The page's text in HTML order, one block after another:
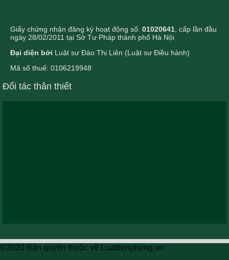
Giấy chứng nhận đăng ký hoạt động số: 01020641 , cấp lần đầu
ngày 28/02/2011 tại Sở Tư Pháp thành phố Hà Nội
Đại diện bởi Luật sư Đào Thị Liên (Luật sư Điều hành)
Mã số thuế: 0106219948
Đối tác thân thiết
©2020 Bản quyền thuộc về Luattienphong.vn